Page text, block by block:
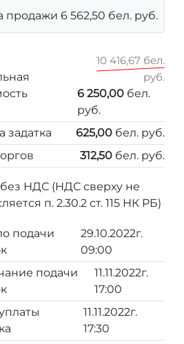
продажи 6 562,50 бел. руб.
10 416,67 бел.
руб.
6 250,00 бел.
руб.
задатка
625,00 бел. руб.
312,50 бел. руб.
НДС (НДС сверху не
п. 2.30.2 ст. 115 НК РБ)
подачи
29.10.2022г.
09:00
подачи
11.11.2022г.
17:00
11.11.2022г.
17:30